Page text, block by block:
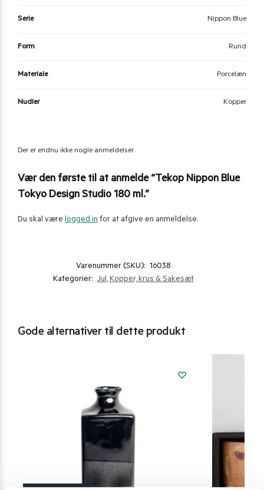
Serie Nippon Blue
Form Rund
Materiale Porcelæn
Nudler Kopper
Der er endnu ikke nogle anmeldelser.
Vær den første til at anmelde “Tekop Nippon Blue
Tokyo Design Studio 180 ml.”
Du skal være logged in for at afgive en anmeldelse.
Varenummer (SKU): 16038
Kategorier: Jul,Kopper, krus & Sakesæt
Gode alternativer til dette produkt